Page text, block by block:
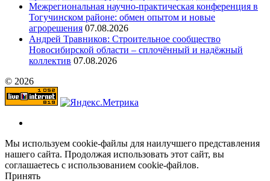
Межрегиональная научно‑практическая конференция в
Тогучинском районе: обмен опытом и новые
агрорешения 07.08.2026
Андрей Травников: Строительное сообщество
Новосибирской области – сплочённый и надёжный
коллектив 07.08.2026
© 2026
Мы используем cookie-файлы для наилучшего представления
нашего сайта. Продолжая использовать этот сайт, вы
соглашаетесь с использованием cookie-файлов.
Принять